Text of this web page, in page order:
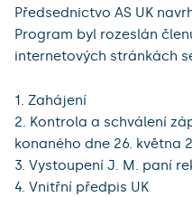
Předsednictvo AS UK
Program byl rozeslán
internetových stránkách
1. Zahájení
2. Kontrola a schválení
konaného dne 26. května
3. Vystoupení J. M. paní
4. Vnitřní předpis UK